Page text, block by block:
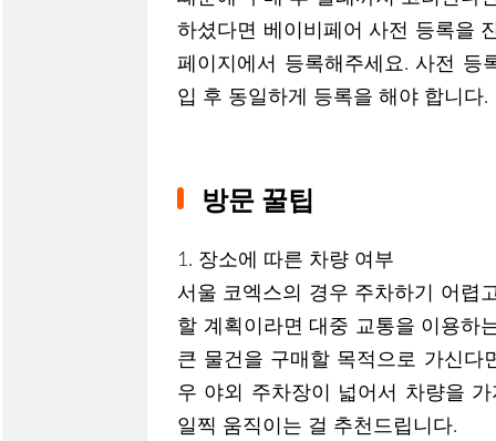
하셨다면 베이비페어 사전 등록을
페이지에서 등록해주세요. 사전 등
입 후 동일하게 등록을 해야 합니다.
방문 꿀팁
1. 장소에 따른 차량 여부
서울 코엑스의 경우 주차하기 어렵
할 계획이라면 대중 교통을 이용하
큰 물건을 구매할 목적으로 가신다
우 야외 주차장이 넓어서 차량을
일찍 움직이는 걸 추천드립니다.